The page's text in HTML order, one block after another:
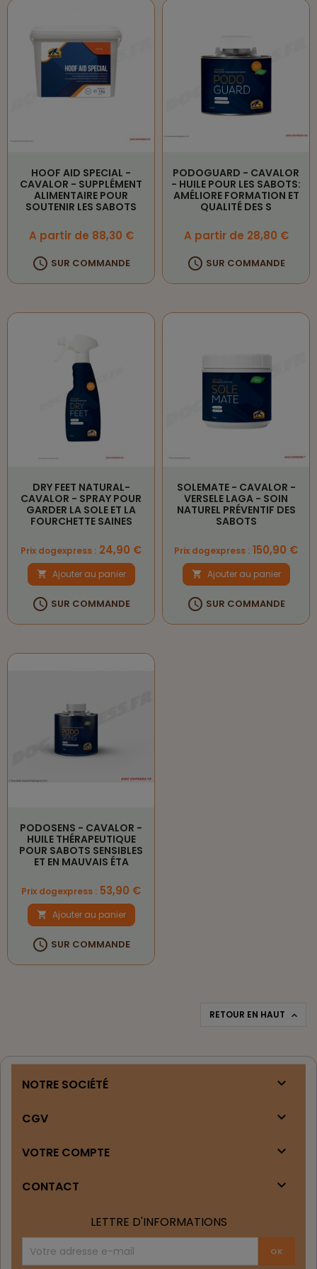
HOOF AID SPECIAL -
CAVALOR - SUPPLÉMENT
ALIMENTAIRE POUR
SOUTENIR LES SABOTS
Prix
A partir de 88,30 €
 SUR COMMANDE
PODOGUARD - CAVALOR
- HUILE POUR LES SABOTS:
AMÉLIORE FORMATION ET
QUALITÉ DES S
Prix
A partir de 28,80 €
 SUR COMMANDE
DRY FEET NATURAL-
CAVALOR - SPRAY POUR
GARDER LA SOLE ET LA
FOURCHETTE SAINES
Prix
Prix dogexpress : 24,90 €
 Ajouter au panier
 SUR COMMANDE
SOLEMATE - CAVALOR -
VERSELE LAGA - SOIN
NATUREL PRÉVENTIF DES
SABOTS
Prix
Prix dogexpress : 150,90 €
 Ajouter au panier
 SUR COMMANDE
PODOSENS - CAVALOR -
HUILE THÉRAPEUTIQUE
POUR SABOTS SENSIBLES
ET EN MAUVAIS ÉTA
Prix
Prix dogexpress : 53,90 €
 Ajouter au panier
 SUR COMMANDE
RETOUR EN HAUT 
NOTRE SOCIÉTÉ 
CGV 
VOTRE COMPTE 
CONTACT 
LETTRE D'INFORMATIONS